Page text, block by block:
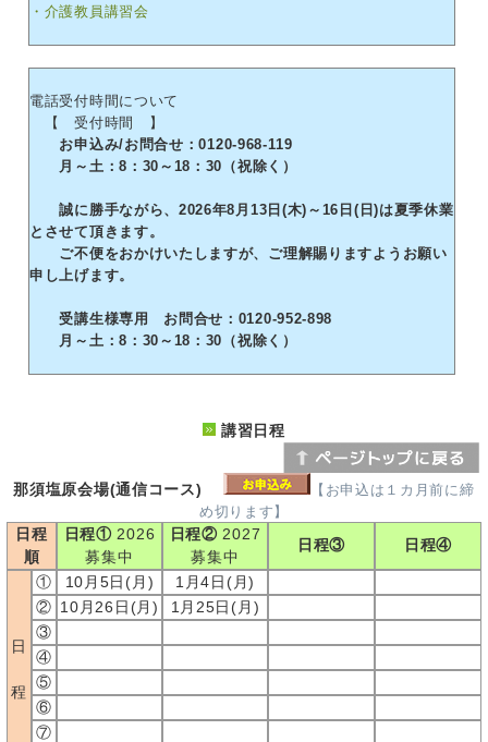
・介護教員講習会
電話受付時間について
【 受付時間 】
お申込み/お問合せ：0120-968-119
月～土：8：30～18：30（祝除く）
誠に勝手ながら、2026年8月13日(木)～16日(日)は夏季休業
とさせて頂きます。
ご不便をおかけいたしますが、ご理解賜りますようお願い
申し上げます。
受講生様専用 お問合せ：0120-952-898
月～土：8：30～18：30（祝除く）
講習日程
那須塩原会場(通信コース)
【お申込は１カ月前に締
め切ります】
日程
順
日程①2026
募集中
日程②2027
募集中
日程③ 日程④
日
程
① 10月5日(月)
1月4日(月)
② 10月26日(月)
1月25日(月)
③
④
⑤
⑥
⑦